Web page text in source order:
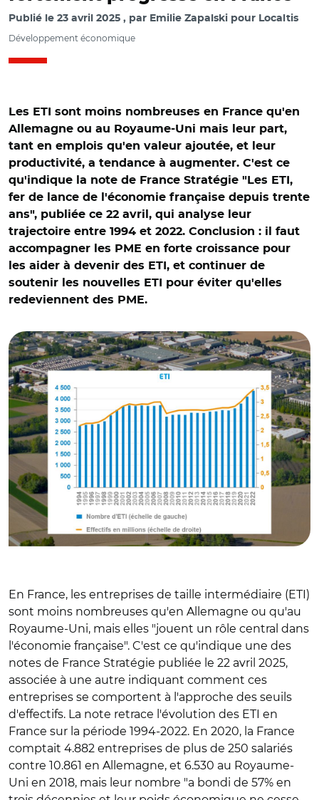
Publié le 23 avril 2025 par Emilie Zapalski pour Localtis
Développement économique
Les ETI sont moins nombreuses en France qu'en
Allemagne ou au Royaume-Uni mais leur part,
tant en emplois qu'en valeur ajoutée, et leur
productivité, a tendance à augmenter. C'est ce
qu'indique la note de France Stratégie "Les ETI,
fer de lance de l'économie française depuis trente
ans", publiée ce 22 avril, qui analyse leur
trajectoire entre 1994 et 2022. Conclusion : il faut
accompagner les PME en forte croissance pour
les aider à devenir des ETI, et continuer de
soutenir les nouvelles ETI pour éviter qu'elles
redeviennent des PME.
© France stratégie et adobe stock. Source : France
Stratégie d’après les données de l’Insee - DGFiP (Ficus-
En France, les entreprises de taille intermédiaire (ETI)
sont moins nombreuses qu'en Allemagne ou qu'au
Royaume-Uni, mais elles "jouent un rôle central dans
l'économie française". C'est ce qu'indique une des
notes de France Stratégie publiée le 22 avril 2025,
associée à une autre indiquant comment ces
entreprises se comportent à l'approche des seuils
d'effectifs. La note retrace l'évolution des ETI en
France sur la période 1994-2022. En 2020, la France
comptait 4.882 entreprises de plus de 250 salariés
contre 10.861 en Allemagne, et 6.530 au Royaume-
Uni en 2018, mais leur nombre "a bondi de 57% en